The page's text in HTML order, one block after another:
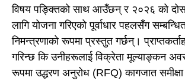
विषय पङ्क्तिको साथ आउँछन् र २०२६ को
लागि योजना गरिएको पूर्वाधार पहलसँग
निमन्त्रणाको रूपमा प्रस्तुत गर्छन्।
गरिन्छ कि उनीहरूलाई विक्रेता मूल्याङ्कन
रूपमा उद्धरण अनुरोध (RFQ) कागजात समीक्षा